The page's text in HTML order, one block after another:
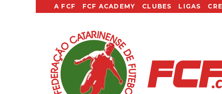
A FCF FCF ACADEMY CLUBES LIGAS